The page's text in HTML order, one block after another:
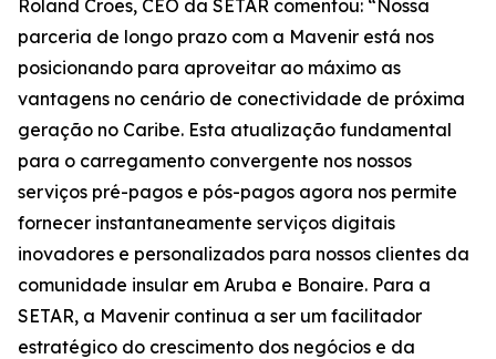
Roland Croes, CEO da SETAR comentou: “Nossa
parceria de longo prazo com a Mavenir está nos
posicionando para aproveitar ao máximo as
vantagens no cenário de conectividade de próxima
geração no Caribe. Esta atualização fundamental
para o carregamento convergente nos nossos
serviços pré-pagos e pós-pagos agora nos permite
fornecer instantaneamente serviços digitais
inovadores e personalizados para nossos clientes da
comunidade insular em Aruba e Bonaire. Para a
SETAR, a Mavenir continua a ser um facilitador
estratégico do crescimento dos negócios e da